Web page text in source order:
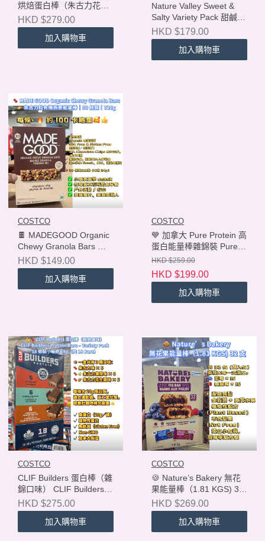
烘焙蛋白棒（朱古力花生
醬味） Chef Robert
Irvine’s Protein Bar –
Chocolate Peanut Butter
18 條裝｜每條 46g（總重
HKD $279.00
加入購物車
Nature Valley Sweet &
Salty Variety Pack 甜鹹燕
麥能量棒 36 條裝
（1.26kg）
HKD $179.00
加入購物車
COSTCO
🍫 MADEGOOD Organic
Chewy Granola Bars 朱
古力粒有機燕麥能量棒30
條裝 720g
HKD $149.00
加入購物車
COSTCO
💙 加拿大 Pure Protein 高
蛋白能量棒雜錦裝 Pure
Protein Variety Pack
Protein Bars 18 Bars (18
× 50g)
HKD $259.00
HKD $199.00
加入購物車
COSTCO
CLIF Builders 蛋白棒（雜
錦口味） CLIF Builders
Protein Bars – Variety
Pack 18 條裝｜每條
68g（共 18 Bars）
HKD $275.00
加入購物車
COSTCO
🍪 Nature’s Bakery 無花
果能量棒（1.81 KGS) 32
支
HKD $269.00
加入購物車